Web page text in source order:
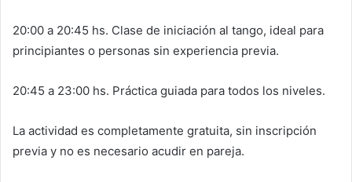
20:00 a 20:45 hs. Clase de iniciación al tango, ideal para
principiantes o personas sin experiencia previa.
20:45 a 23:00 hs. Práctica guiada para todos los niveles.
La actividad es completamente gratuita, sin inscripción
previa y no es necesario acudir en pareja.